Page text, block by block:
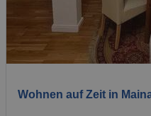
Wohnen auf Zeit in